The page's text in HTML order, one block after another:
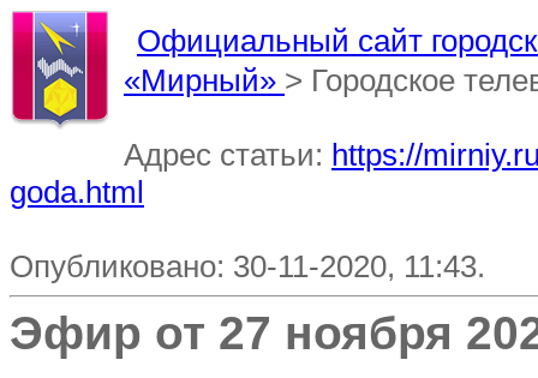
Официальный сайт
«Мирный» > Городское
Адрес статьи: https://
goda.html
Опубликовано: 30-11-2020, 11:43.
Эфир от 27 ноября